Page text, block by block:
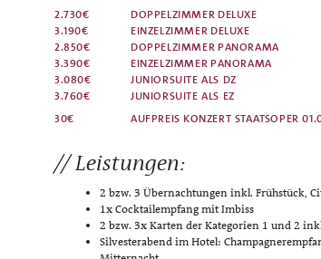
2.730€
DOPPELZIMMER DELUXE
3.190€
EINZELZIMMER DELUXE
2.850€
DOPPELZIMMER PANORAMA
3.390€
EINZELZIMMER PANORAMA
3.080€
JUNIORSUITE ALS DZ
3.760€
JUNIORSUITE ALS EZ
30€
AUFPREIS KONZERT STAATSOPER
Leistungen:
2 bzw. 3 Übernachtungen inkl. Frühstück,
1x Cocktailempfang mit Imbiss
2 bzw. 3x Karten der Kategorien 1 und 2
Silvesterabend im Hotel: